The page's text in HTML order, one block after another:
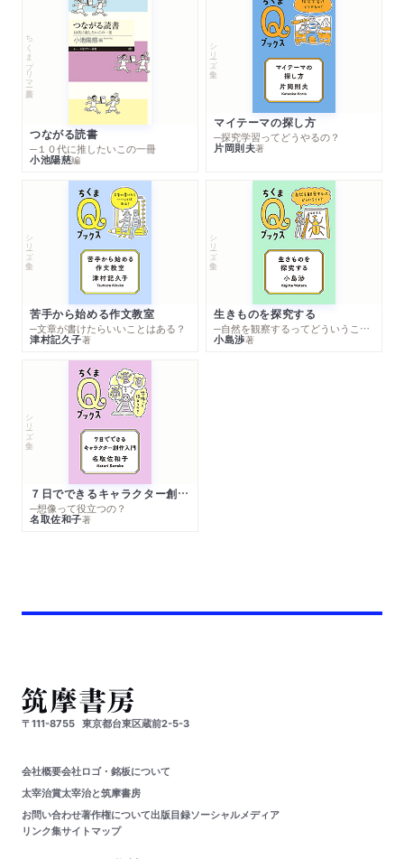
ちくまプリマー新書
つながる読書
─１０代に推したいこの一冊
小池陽慈編
シリーズ・全集
マイテーマの探し方
─探究学習ってどうやるの？
片岡則夫著
シリーズ・全集
苦手から始める作文教室
─文章が書けたらいいことはある？
津村記久子著
シリーズ・全集
生きものを探究する
─自然を観察するってどういうこと？
小島渉著
シリーズ・全集
７日でできるキャラクター創作入門
─想像って役立つの？
名取佐和子著
〒111-8755 東京都台東区蔵前2-5-3
会社概要会社ロゴ・銘板について
太宰治賞太宰治と筑摩書房
お問い合わせ著作権について出版目録ソーシャルメディア
リンク集サイトマップ